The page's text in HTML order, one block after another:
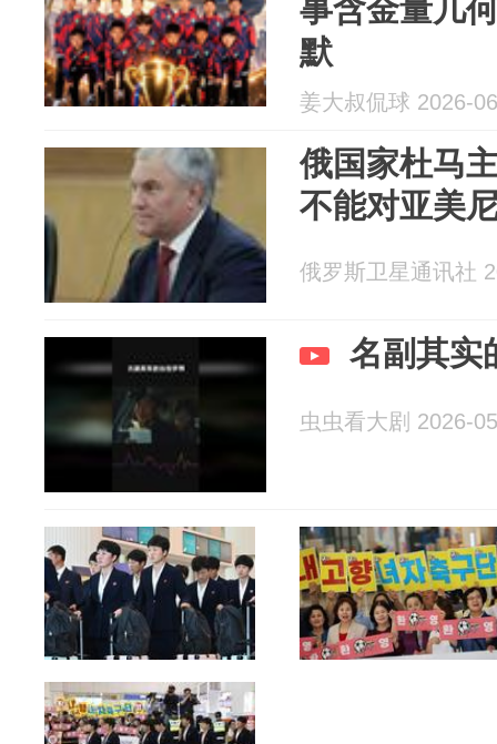
事含金量几
默
姜大叔侃球 2026-
俄国家杜马
不能对亚美
俄罗斯卫星通讯社
名副其实
虫虫看大剧 2026-